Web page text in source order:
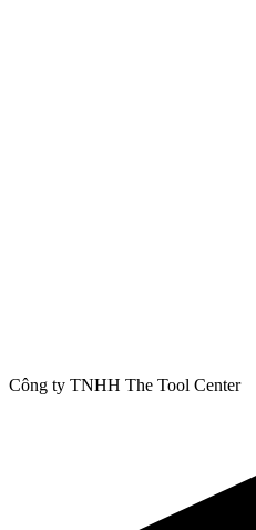
Công ty TNHH The Tool Center